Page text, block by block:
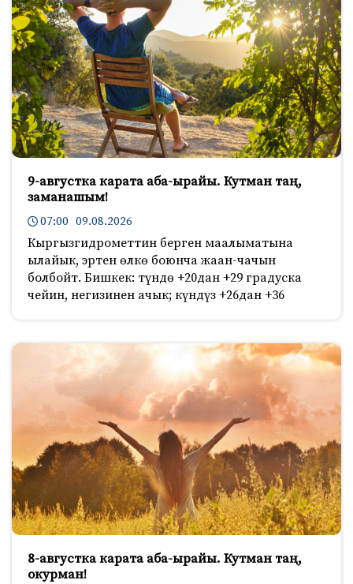
9-августка карата аба-ырайы. Кутман таң,
заманашым!
07:00 09.08.2026
Кыргызгидрометтин берген маалыматына
ылайык, эртен өлкө боюнча жаан-чачын
болбойт. Бишкек: түндө +20дан +29 градуска
чейин, негизинен ачык; күндүз +26дан +36
8-августка карата аба-ырайы. Кутман таң,
окурман!